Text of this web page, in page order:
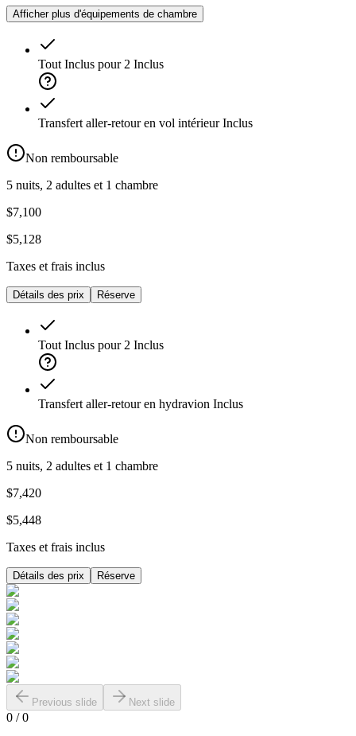
Afficher plus d'équipements de chambre
Tout Inclus pour 2 Inclus
Transfert aller-retour en vol intérieur Inclus
Non remboursable
5 nuits, 2 adultes et 1 chambre
$7,100
$5,128
Taxes et frais inclus
Détails des prix Réserve
Tout Inclus pour 2 Inclus
Transfert aller-retour en hydravion Inclus
Non remboursable
5 nuits, 2 adultes et 1 chambre
$7,420
$5,448
Taxes et frais inclus
Détails des prix Réserve
Previous slide Next slide
0 /0